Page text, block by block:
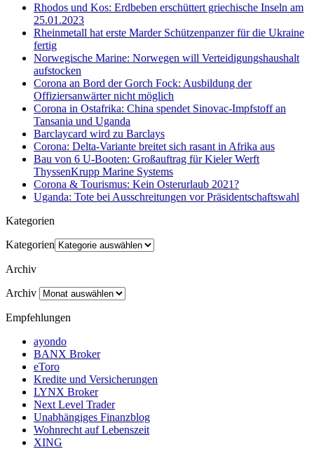
Rhodos und Kos: Erdbeben erschüttert griechische Inseln am
25.01.2023
Rheinmetall hat erste Marder Schützenpanzer für die Ukraine
fertig
Norwegische Marine: Norwegen will Verteidigungshaushalt
aufstocken
Corona an Bord der Gorch Fock: Ausbildung der
Offiziersanwärter nicht möglich
Corona in Ostafrika: China spendet Sinovac-Impfstoff an
Tansania und Uganda
Barclaycard wird zu Barclays
Corona: Delta-Variante breitet sich rasant in Afrika aus
Bau von 6 U-Booten: Großauftrag für Kieler Werft
ThyssenKrupp Marine Systems
Corona & Tourismus: Kein Osterurlaub 2021?
Uganda: Tote bei Ausschreitungen vor Präsidentschaftswahl
Kategorien
Kategorien
Archiv
Archiv
Empfehlungen
ayondo
BANX Broker
eToro
Kredite und Versicherungen
LYNX Broker
Next Level Trader
Unabhängiges Finanzblog
Wohnrecht auf Lebenszeit
XING